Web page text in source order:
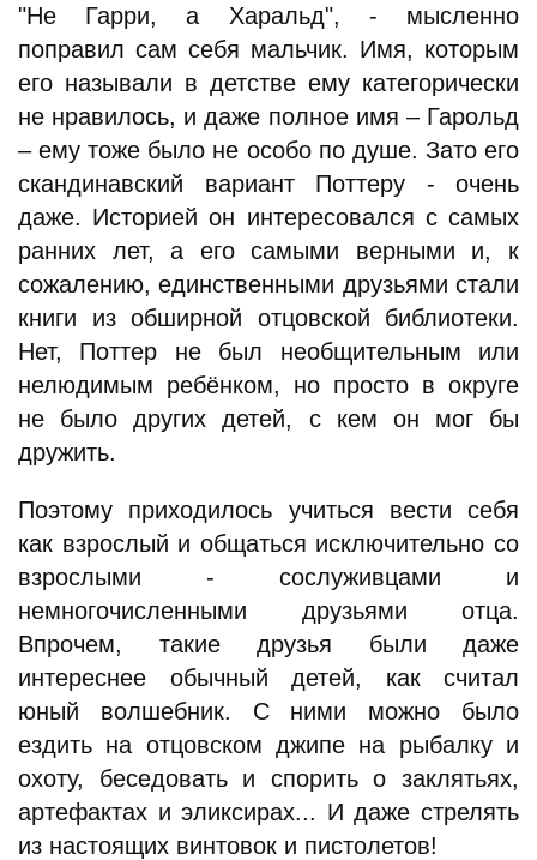
"Не Гарри, а Харальд", - мысленно
поправил сам себя мальчик. Имя, которым
его называли в детстве ему категорически
не нравилось, и даже полное имя – Гарольд
– ему тоже было не особо по душе. Зато его
скандинавский вариант Поттеру - очень
даже. Историей он интересовался с самых
ранних лет, а его самыми верными и, к
сожалению, единственными друзьями стали
книги из обширной отцовской библиотеки.
Нет, Поттер не был необщительным или
нелюдимым ребёнком, но просто в округе
не было других детей, с кем он мог бы
дружить.
Поэтому приходилось учиться вести себя
как взрослый и общаться исключительно со
взрослыми - сослуживцами и
немногочисленными друзьями отца.
Впрочем, такие друзья были даже
интереснее обычный детей, как считал
юный волшебник. С ними можно было
ездить на отцовском джипе на рыбалку и
охоту, беседовать и спорить о заклятьях,
артефактах и эликсирах... И даже стрелять
из настоящих винтовок и пистолетов!